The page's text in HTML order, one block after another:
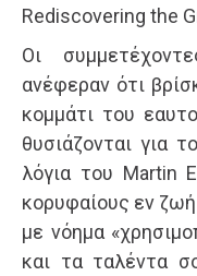
Rediscovering the
Οι
ανέφεραν ότι
κομμάτι του
θυσιάζονται για
λόγια του Martin
κορυφαίους εν
με νόημα
και τα ταλέντα